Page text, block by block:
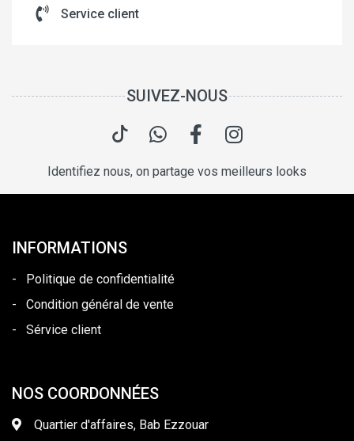
Service client
SUIVEZ-NOUS
Identifiez nous, on partage vos meilleurs looks
INFORMATIONS
-
Politique de confidentialité
-
Condition général de vente
-
Sérvice client
NOS COORDONNÉES
Quartier d'affaires, Bab Ezzouar